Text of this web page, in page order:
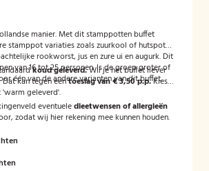
manier. Met dit stamppotten buffet
stamppot variaties zoals zuurkool of hutspot
rookworst, jus en zure ui en augurk. Dit
van 16 tot 25 personen. Is de groep groter of
één van de andere varianten van dit buffet.
koud geleverd.Wil je het buffet liever
Dat kan tegen eentoeslag van € 3,50 p.p.Kies
geleverd'.
eventueledieetwensen of allergieën
zodat wij hier rekening mee kunnen houden.